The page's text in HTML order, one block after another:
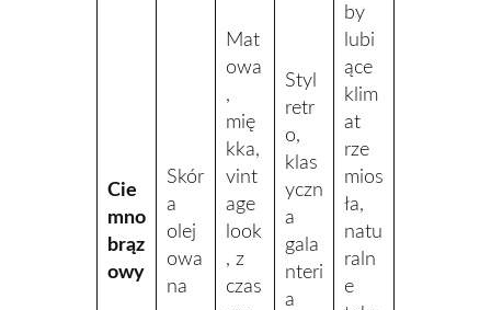
Cie
mno
brąz
owy
Skór
a
olej
owa
na
Mat
owa
,
mię
kka,
vint
age
look
, z
czas
Styl
retr
o,
klas
yczn
a
gala
nteri
a
by
lubi
ące
klim
at
rze
mios
ła,
natu
raln
e